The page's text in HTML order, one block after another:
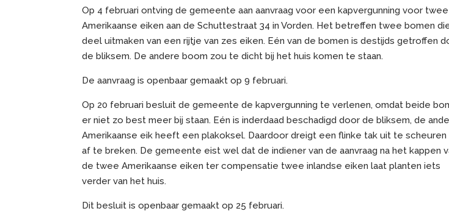
Op 4 februari ontving de gemeente aan aanvraag voor een kapvergunning voor twee
Amerikaanse eiken aan de Schuttestraat 34 in Vorden. Het betreffen twee bomen
deel uitmaken van een rijtje van zes eiken. Eén van de bomen is destijds getroffen
de bliksem. De andere boom zou te dicht bij het huis komen te staan.
De aanvraag is openbaar gemaakt op 9 februari.
Op 20 februari besluit de gemeente de kapvergunning te verlenen, omdat beide
er niet zo best meer bij staan. Eén is inderdaad beschadigd door de bliksem, de
Amerikaanse eik heeft een plakoksel. Daardoor dreigt een flinke tak uit te scheuren
af te breken. De gemeente eist wel dat de indiener van de aanvraag na het kappen
de twee Amerikaanse eiken ter compensatie twee inlandse eiken laat planten iets
verder van het huis.
Dit besluit is openbaar gemaakt op 25 februari.